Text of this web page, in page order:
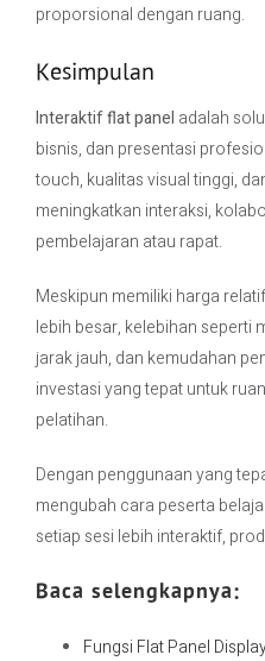
proporsional dengan ruang.
Kesimpulan
Interaktif flat panel adalah
bisnis, dan presentasi
touch, kualitas visual tinggi,
meningkatkan interaksi,
pembelajaran atau rapat.
Meskipun memiliki harga
lebih besar, kelebihan seperti
jarak jauh, dan kemudahan
investasi yang tepat untuk
pelatihan.
Dengan penggunaan yang
mengubah cara peserta
setiap sesi lebih interaktif,
Baca selengkapnya:
Fungsi Flat Panel